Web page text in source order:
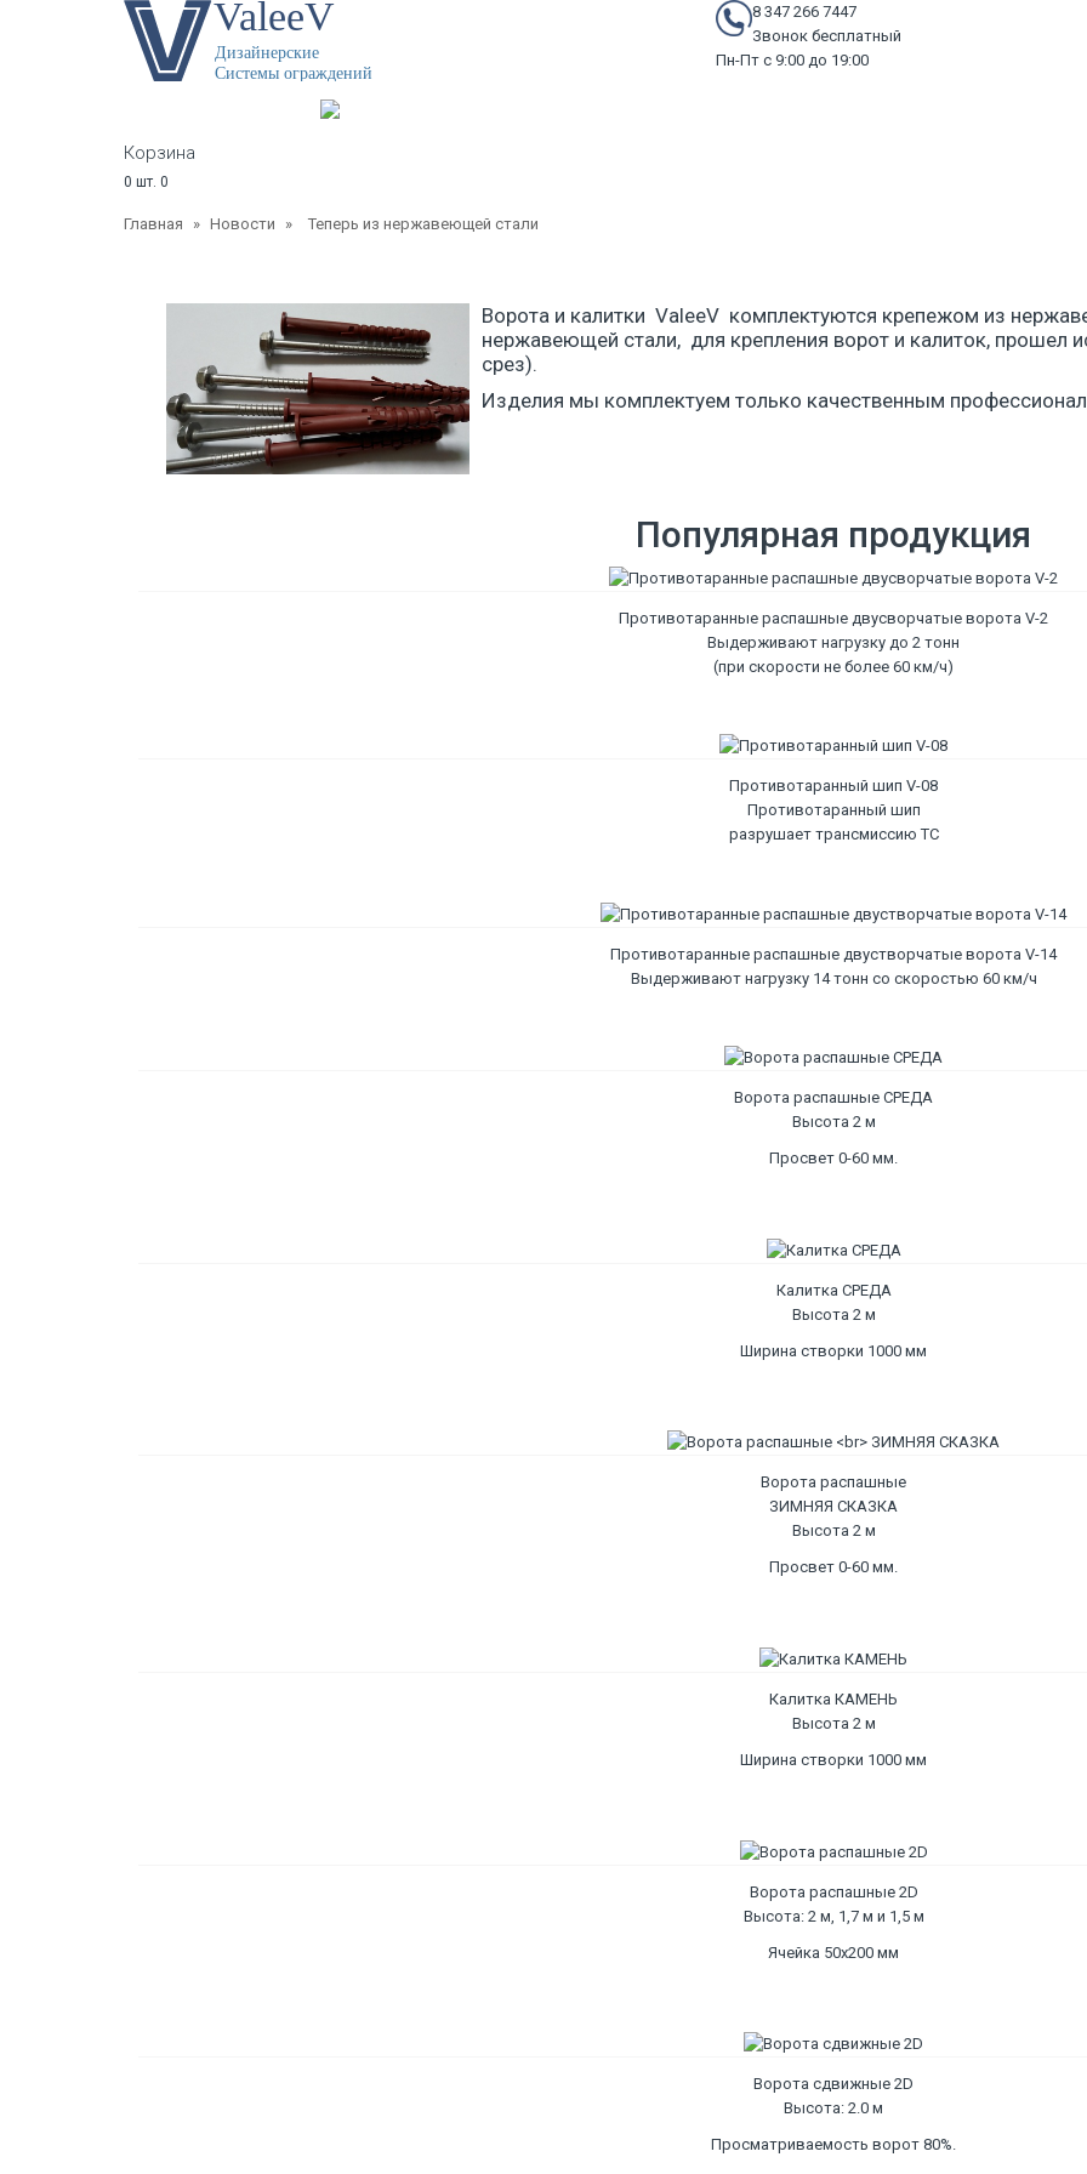
8 347 266 7447
Звонок бесплатный
Пн-Пт с 9:00 до 19:00
Корзина
0 шт. 0
Главная » Новости » Теперь из нержавеющей стали
Ворота и калитки ValeeV комплектуются крепежом из
нержавеющей стали, для крепления ворот и калиток, прошел
срез).
Изделия мы комплектуем только качественным
Популярная продукция
Противотаранные распашные двусворчатые ворота V-2
Выдерживают нагрузку до 2 тонн
(при скорости не более 60 км/ч)
Противотаранный шип V-08
Противотаранный шип
разрушает трансмиссию ТС
Противотаранные распашные двустворчатые ворота V-14
Выдерживают нагрузку 14 тонн со скоростью 60 км/ч
Ворота распашные СРЕДА
Высота 2 м
Просвет 0-60 мм.
Калитка СРЕДА
Высота 2 м
Ширина створки 1000 мм
Ворота распашные
ЗИМНЯЯ СКАЗКА
Высота 2 м
Просвет 0-60 мм.
Калитка КАМЕНЬ
Высота 2 м
Ширина створки 1000 мм
Ворота распашные 2D
Высота: 2 м, 1,7 м и 1,5 м
Ячейка 50х200 мм
Ворота сдвижные 2D
Высота: 2.0 м
Просматриваемость ворот 80%.